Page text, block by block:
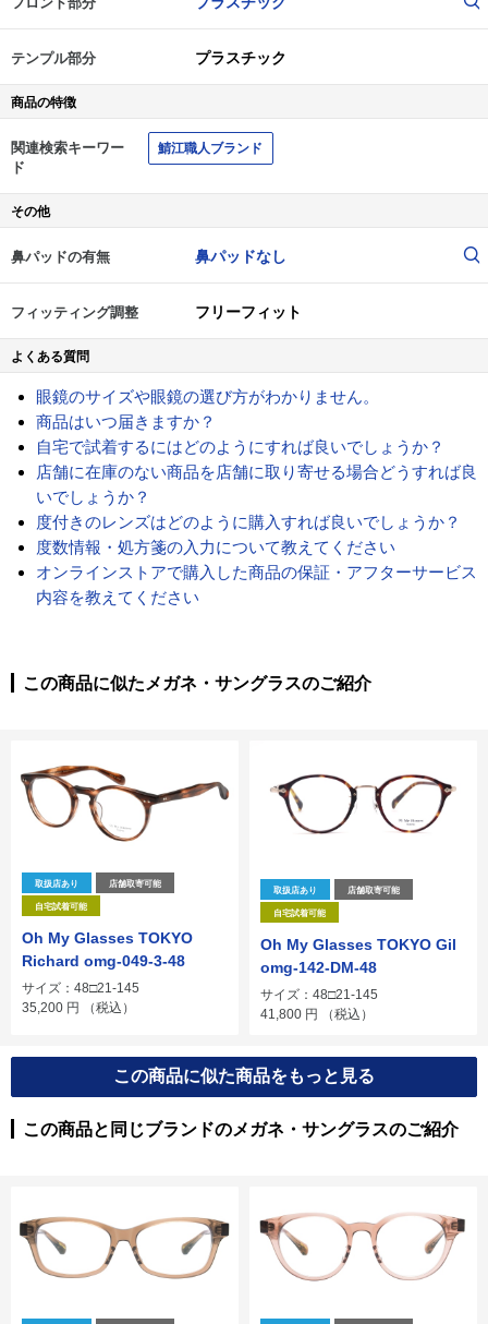
テンプル部分 プラスチック
商品の特徴
関連検索キーワー
ド
鯖江職人ブランド
その他
鼻パッドの有無 鼻パッドなし
フィッティング調整 フリーフィット
よくある質問
眼鏡のサイズや眼鏡の選び方がわかりません。
商品はいつ届きますか？
自宅で試着するにはどのようにすれば良いでしょうか？
店舗に在庫のない商品を店舗に取り寄せる場合どうすれば良
いでしょうか？
度付きのレンズはどのように購入すれば良いでしょうか？
度数情報・処方箋の入力について教えてください
オンラインストアで購入した商品の保証・アフターサービス
内容を教えてください
この商品に似たメガネ・サングラスのご紹介
取扱店あり 店舗取寄可能
自宅試着可能
Oh My Glasses TOKYO
Richard omg-049-3-48
サイズ：48□21-145
35,200 円 （税込）
取扱店あり 店舗取寄可能
自宅試着可能
Oh My Glasses TOKYO Gil
omg-142-DM-48
サイズ：48□21-145
41,800 円 （税込）
この商品に似た商品をもっと見る
この商品と同じブランドのメガネ・サングラスのご紹介